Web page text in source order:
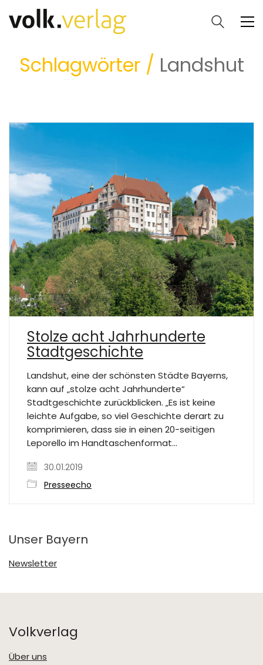
Schlagwörter / Landshut
Stolze acht Jahrhunderte
Stadtgeschichte
Landshut, eine der schönsten Städte Bayerns,
kann auf „stolze acht Jahrhunderte“
Stadtgeschichte zurückblicken. „Es ist keine
leichte Aufgabe, so viel Geschichte derart zu
komprimieren, dass sie in einen 20-seitigen
Leporello im Handtaschenformat…
30.01.2019
Presseecho
Unser Bayern
Newsletter
Volkverlag
Über uns